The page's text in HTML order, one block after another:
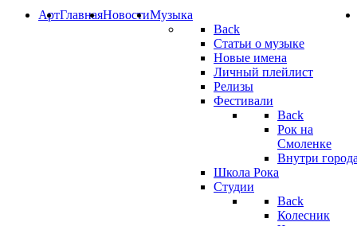
Музыка
Back
Статьи о музыке
Новые имена
Личный плейлист
Релизы
Фестивали
Back
Рок на
Смоленке
Внутри
Школа Рока
Студии
Back
Колесник
Новости
Главная
Арт